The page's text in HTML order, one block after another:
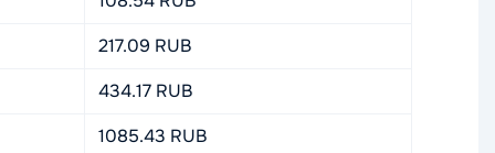
217.09 RUB
434.17 RUB
1085.43 RUB